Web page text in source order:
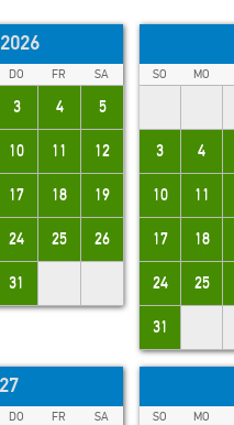
DO FR SA
3 4 5
10 11 12
17 18 19
24 25 26
31
SO MO
3 4
10 11
17 18
24 25
31
DO FR SA SO MO